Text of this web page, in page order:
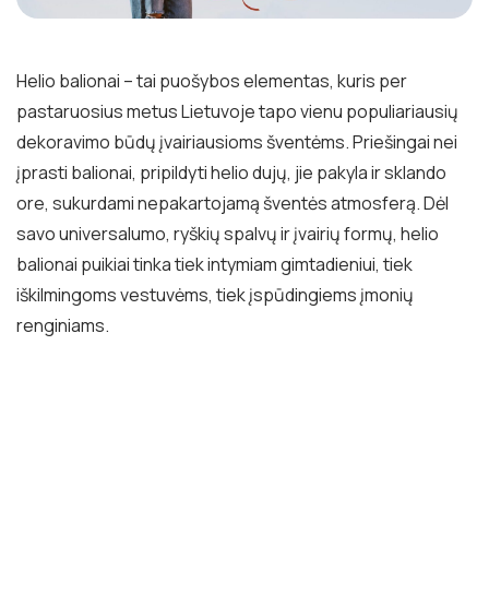
Helio balionai – tai puošybos elementas, kuris per
pastaruosius metus Lietuvoje tapo vienu populiariausių
dekoravimo būdų įvairiausioms šventėms. Priešingai nei
įprasti balionai, pripildyti helio dujų, jie pakyla ir sklando
ore, sukurdami nepakartojamą šventės atmosferą. Dėl
savo universalumo, ryškių spalvų ir įvairių formų, helio
balionai puikiai tinka tiek intymiam gimtadieniui, tiek
iškilmingoms vestuvėms, tiek įspūdingiems įmonių
renginiams.